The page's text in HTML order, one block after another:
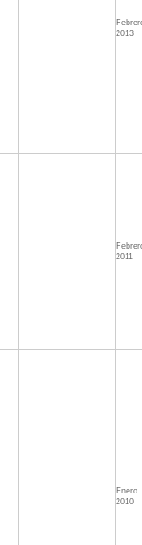
2013
2011
Enero
2010